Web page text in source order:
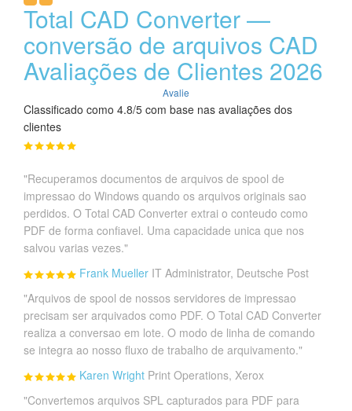
Total CAD Converter —
conversão de arquivos CAD
Avaliações de Clientes 2026
Avalie
Classificado como 4.8/5 com base nas avaliações dos
clientes
"Recuperamos documentos de arquivos de spool de
impressao do Windows quando os arquivos originais sao
perdidos. O Total CAD Converter extrai o conteudo como
PDF de forma confiavel. Uma capacidade unica que nos
salvou varias vezes."
Frank Mueller IT Administrator, Deutsche Post
"Arquivos de spool de nossos servidores de impressao
precisam ser arquivados como PDF. O Total CAD Converter
realiza a conversao em lote. O modo de linha de comando
se integra ao nosso fluxo de trabalho de arquivamento."
Karen Wright Print Operations, Xerox
"Convertemos arquivos SPL capturados para PDF para